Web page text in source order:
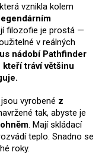
vznikla kolem
filozofie je prostá —
v reálných
nádobí Pathfinder
tráví většinu
jsou vyrobené z
tak, abyste je
. Mají skládací
teplo. Snadno se
roky.